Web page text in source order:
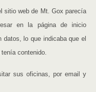
sitio web de Mt. Gox parecía
en la página de inicio
datos, lo que indicaba que el
contenido.
sus oficinas, por email y